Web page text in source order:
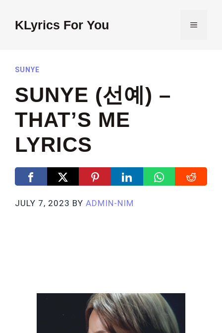
contentKLyrics For You MENU
SUNYE
SUNYE (선예) –
THAT’S ME
LYRICS
JULY 7, 2023 BY ADMIN-NIM